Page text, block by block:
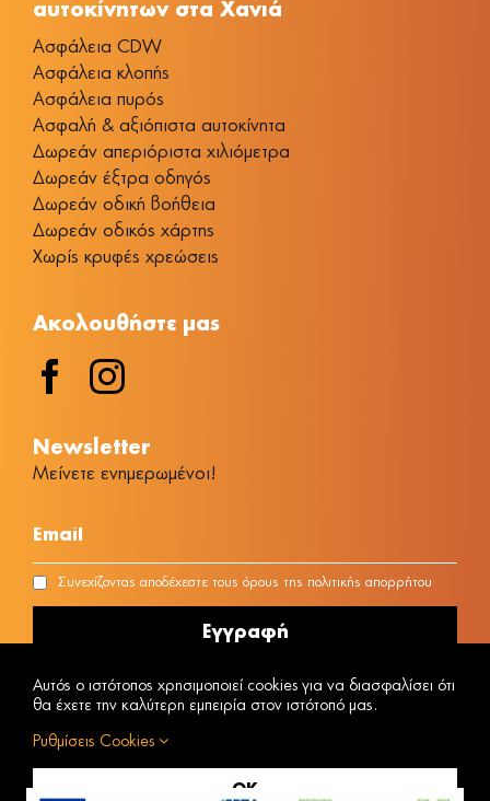
αυτοκίνητων στα Χανιά
Aσφάλεια CDW
Ασφάλεια κλοπής
Ασφάλεια πυρός
Ασφαλή & αξιόπιστα αυτοκίνητα
Δωρεάν απεριόριστα χιλιόμετρα
Δωρεάν έξτρα οδηγός
Δωρεάν οδική βοήθεια
Δωρεάν οδικός χάρτης
Χωρίς κρυφές χρεώσεις
Ακολουθήστε μας
Νewsletter
Μείνετε ενημερωμένοι!
Συνεχίζοντας αποδέχεστε τους όρους της πολιτικής απορρήτου
ΑΡΙΘΜΟΣ MH.T.E 1042E00810170301
Αυτός ο ιστότοπος χρησιμοποιεί cookies για να διασφαλίσει ότι
θα έχετε την καλύτερη εμπειρία στον ιστότοπό μας.
Ρυθμίσεις Cookies
OK